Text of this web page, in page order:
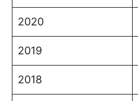
2020
2019
2018